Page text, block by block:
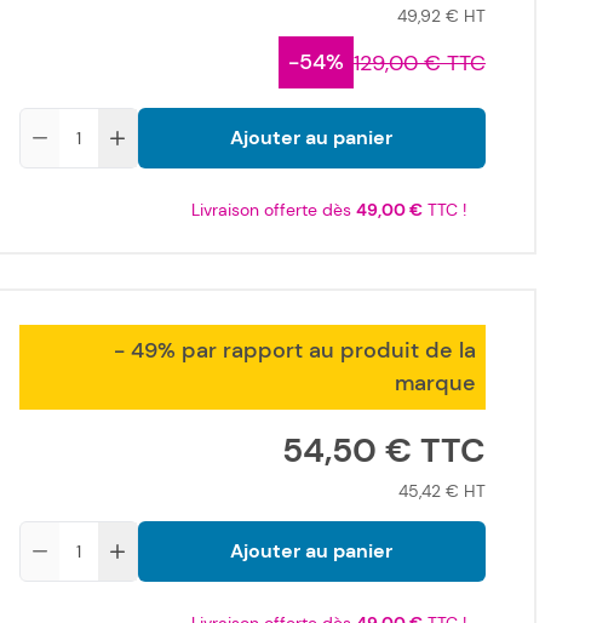
49,92 €
-54% 129,00 €
Ajouter au panier
Livraison offerte dès 49,00 €TTC !
- 49% par rapport au produit de la
marque
54,50 €
45,42 €
Ajouter au panier